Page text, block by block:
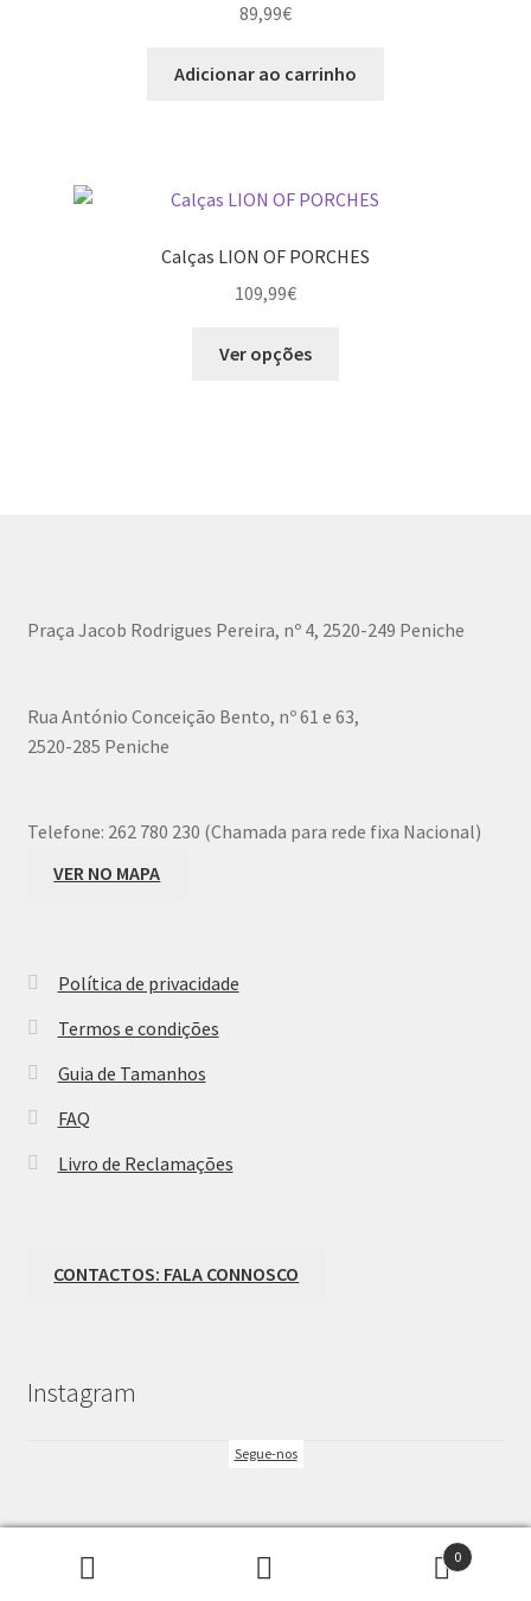
89,99€
Adicionar ao carrinho
Calças LION OF PORCHES
109,99€
Ver opções
on
page
Praça Jacob Rodrigues Pereira, nº 4, 2520-249 Peniche
Rua António Conceição Bento, nº 61 e 63,
2520-285 Peniche
Telefone: 262 780 230 (Chamada para rede fixa Nacional)
VER NO MAPA
Política de privacidade
Termos e condições
Guia de Tamanhos
FAQ
Livro de Reclamações
CONTACTOS: FALA CONNOSCO
Instagram
Segue-nos
Pesquisar
Pesquisa
0